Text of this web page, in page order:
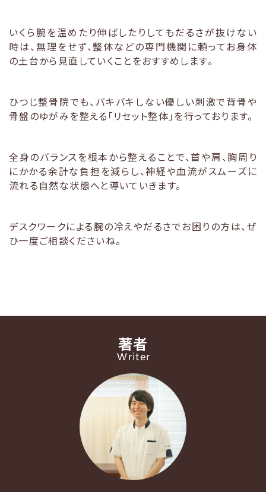
いくら腕を温めたり伸ばしたりしてもだるさが抜けない
時は、無理をせず、整体などの専門機関に頼ってお身体
の土台から見直していくことをおすすめします。
ひつじ整骨院でも、バキバキしない優しい刺激で背骨や
骨盤のゆがみを整える「リセット整体」を行っております。
全身のバランスを根本から整えることで、首や肩、胸周り
にかかる余計な負担を減らし、神経や血流がスムーズに
流れる自然な状態へと導いていきます。
デスクワークによる腕の冷えやだるさでお困りの方は、ぜ
ひ一度ご相談くださいね。
著者
Writer